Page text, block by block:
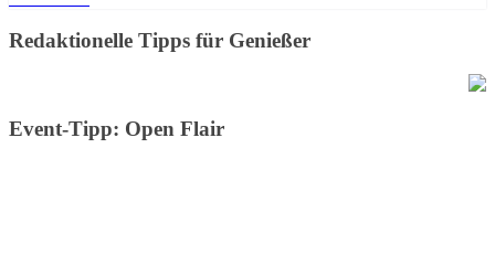
Redaktionelle Tipps für Genießer
Event-Tipp: Open Flair